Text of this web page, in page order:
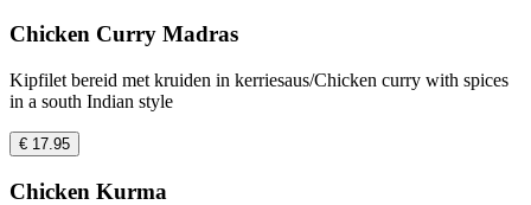
Chicken Curry Madras
Kipfilet bereid met kruiden in kerriesaus/Chicken curry with spices
in a south Indian style
€ 17.95
Chicken Kurma